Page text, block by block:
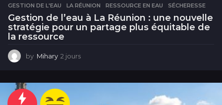
GESTION DE L'EAU
,LA RÉUNION ,RESSOURCE EN EAU ,SÉCHERESSE
Gestion de l’eau à La Réunion : une nouvelle
stratégie pour un partage plus équitable de
la ressource
by Mihary 2 jours
u